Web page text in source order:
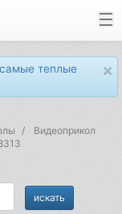
×
теплые
Видеоприкол